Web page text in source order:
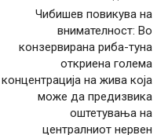
Чибишев повикува на
внимателност: Во
конзервирана риба-туна
откриена голема
концентрација на жива која
може да предизвика
оштетувања на
централниот нервен